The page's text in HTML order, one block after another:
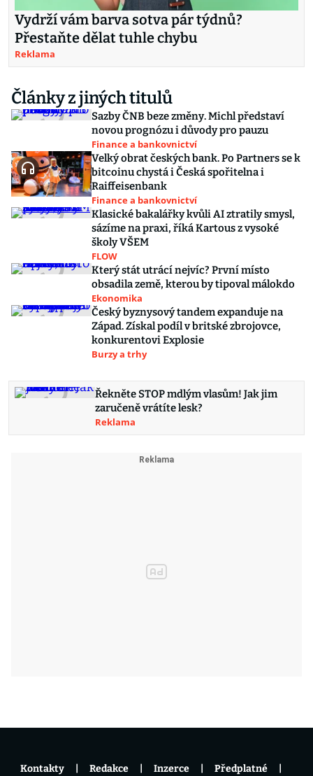
Vydrží vám barva sotva pár týdnů?
Přestaňte dělat tuhle chybu
Reklama
Články z jiných titulů
Sazby ČNB beze změny. Michl představí
novou prognózu i důvody pro pauzu
Finance a bankovnictví
Velký obrat českých bank. Po Partners se k
bitcoinu chystá i Česká spořitelna i
Raiffeisenbank
Finance a bankovnictví
Klasické bakalářky kvůli AI ztratily smysl,
sázíme na praxi, říká Kartous z vysoké
školy VŠEM
FLOW
Který stát utrácí nejvíc? První místo
obsadila země, kterou by tipoval málokdo
Ekonomika
Český byznysový tandem expanduje na
Západ. Získal podíl v britské zbrojovce,
konkurentovi Explosie
Burzy a trhy
Řekněte STOP mdlým vlasům! Jak jim
zaručeně vrátíte lesk?
Reklama
Kontakty Redakce Inzerce Předplatné